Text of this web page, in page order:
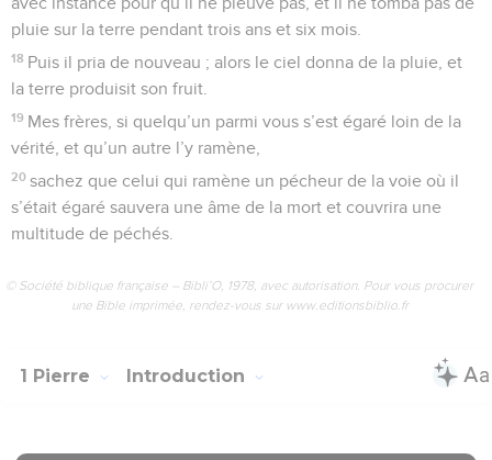
pluie sur la terre pendant trois ans et six mois.
18 Puis il pria de nouveau ; alors le ciel donna de la pluie, et
la terre produisit son fruit.
19 Mes frères, si quelqu’un parmi vous s’est égaré loin de la
vérité, et qu’un autre l’y ramène,
20 sachez que celui qui ramène un pécheur de la voie où il
s’était égaré sauvera une âme de la mort et couvrira une
multitude de péchés.
© Société biblique française – Bibli’O, 1978, avec autorisation. Pour vous procurer
une Bible imprimée, rendez-vous sur www.editionsbiblio.fr
1 Pierre Introduction